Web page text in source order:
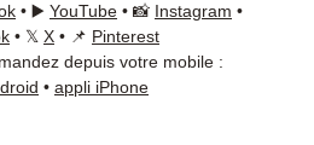
• ▶️ YouTube • 📸 Instagram •
• 𝕏 X • 📌 Pinterest
depuis votre mobile :
• appli iPhone